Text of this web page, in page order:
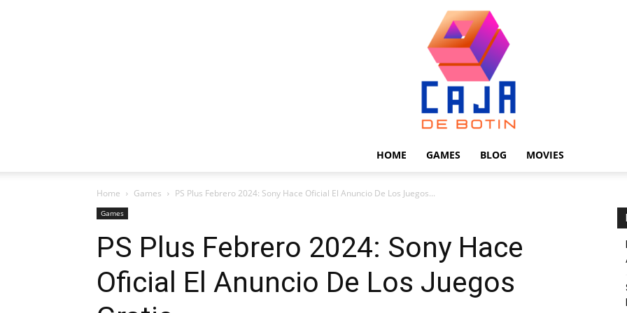
HOME GAMES BLOG MOVIES
Home Games PS Plus Febrero 2024: Sony Hace Oficial El Anuncio De Los Juegos...
Games
PS Plus Febrero 2024: Sony Hace
Oficial El Anuncio De Los Juegos